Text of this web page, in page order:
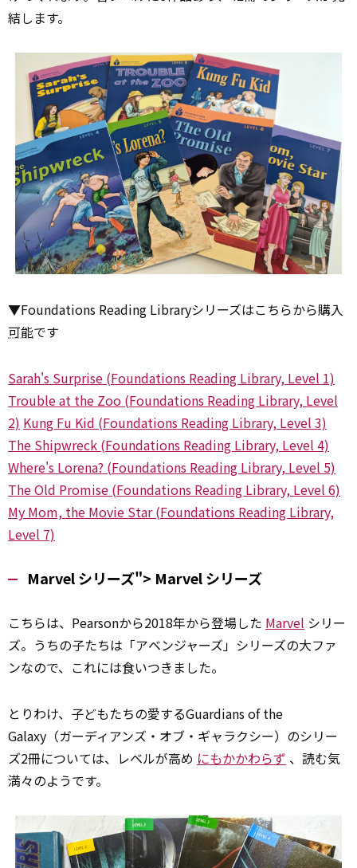
結します。
▼Foundations Reading Libraryシリーズはこちらから購入
可能です
Sarah's Surprise (Foundations Reading Library, Level 1)
Trouble at the Zoo (Foundations Reading Library, Level
2) Kung Fu Kid (Foundations Reading Library, Level 3)
The Shipwreck (Foundations Reading Library, Level 4)
Where's Lorena? (Foundations Reading Library, Level 5)
The Old Promise (Foundations Reading Library, Level 6)
My Mom, the Movie Star (Foundations Reading Library,
Level 7)
Marvel シリーズ"> Marvelシリーズ
こちらは、Pearsonから2018年から登場した Marvel シリー
ズ。うちの子たちは「アベンジャーズ」シリーズの大ファ
ンなので、これには食いつきました。
とりわけ、子どもたちの愛するGuardians of the
Galaxy（ガーディアンズ・オブ・ギャラクシー）のシリー
ズ2冊については、レベルが高め にもかかわらず 、読む気
満々のようです。